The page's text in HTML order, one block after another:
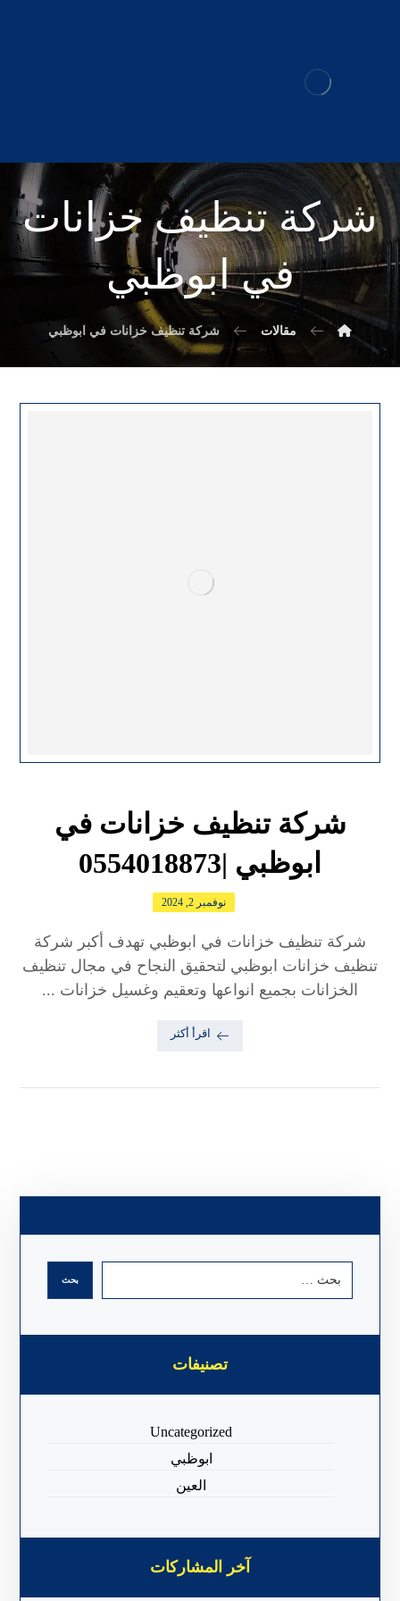
شركة تنظيف خزانات
في ابوظبي
مقالات شركة تنظيف خزانات في ابوظبي
شركة تنظيف خزانات في
ابوظبي |0554018873
نوفمبر 2, 2024
شركة تنظيف خزانات في ابوظبي تهدف أكبر شركة
تنظيف خزانات ابوظبي لتحقيق النجاح في مجال تنظيف
الخزانات بجميع انواعها وتعقيم وغسيل خزانات ...
اقرأ أكثر
تصنيفات
Uncategorized
ابوظبي
العين
آخر المشاركات